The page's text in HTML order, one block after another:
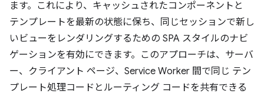
ます。これにより、キャッシュされたコンポーネントと
テンプレートを最新の状態に保ち、同じセッションで新し
いビューをレンダリングするための SPA スタイルのナビ
ゲーションを有効にできます。このアプローチは、サーバ
ー、クライアント ページ、Service Worker 間で同じ テン
プレート処理コードとルーティング コードを共有できる